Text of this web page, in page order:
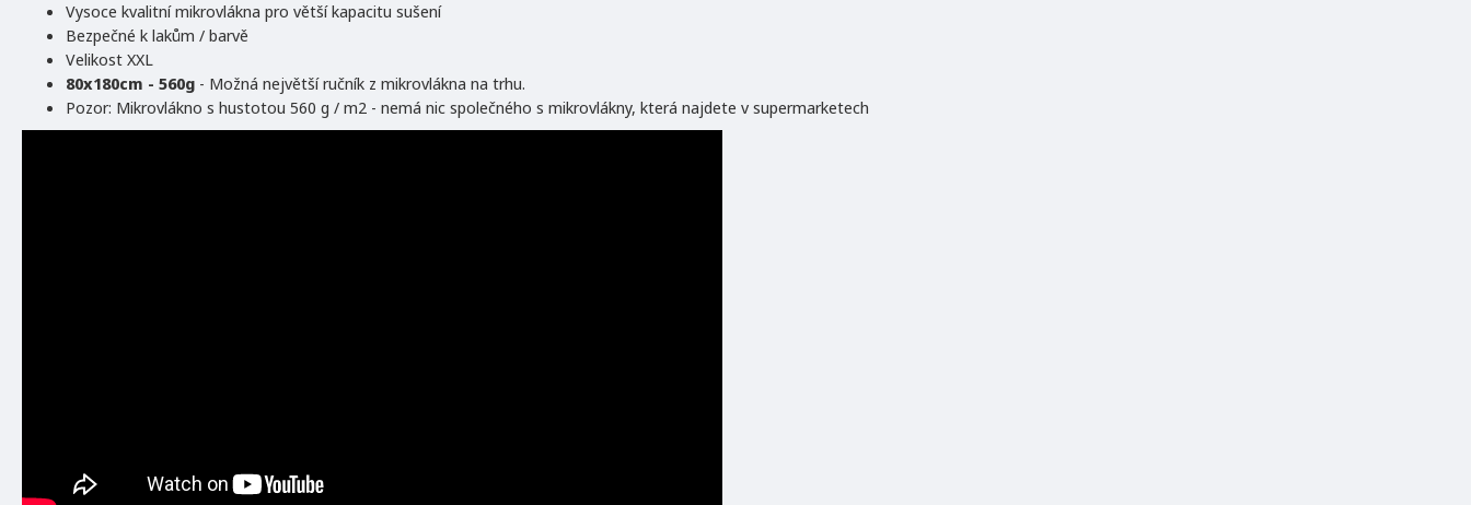
Vysoce kvalitní mikrovlákna pro větší kapacitu sušení
Bezpečné k lakům / barvě
Velikost XXL
80x180cm - 560g - Možná největší ručník z mikrovlákna na trhu.
Pozor: Mikrovlákno s hustotou 560 g / m2 - nemá nic společného s mikrovlákny, která najdete v supermarketech